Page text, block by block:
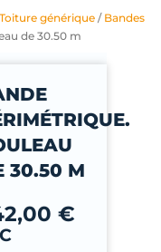
générique/ Bandes
de 30.50 m
30.50 M
€